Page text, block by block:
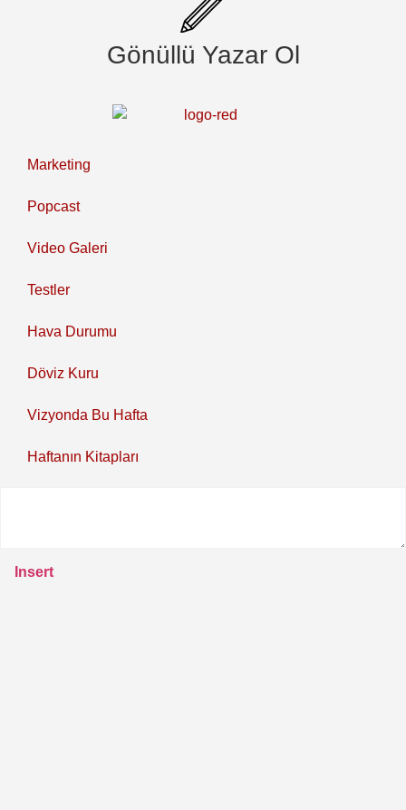
Gönüllü Yazar Ol
Marketing
Popcast
Video Galeri
Testler
Hava Durumu
Döviz Kuru
Vizyonda Bu Hafta
Haftanın Kitapları
Insert